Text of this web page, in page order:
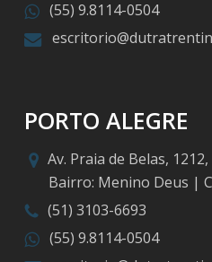
(55) 9.8114-0504
PORTO ALEGRE
Av. Praia de Belas,
Bairro: Menino Deus |
(51) 3103-6693
(55) 9.8114-0504